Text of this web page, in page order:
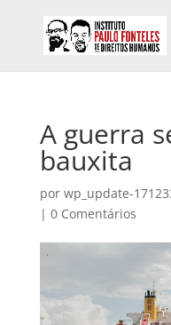
A guerra
bauxita
por wp_update-
| 0 Comentários